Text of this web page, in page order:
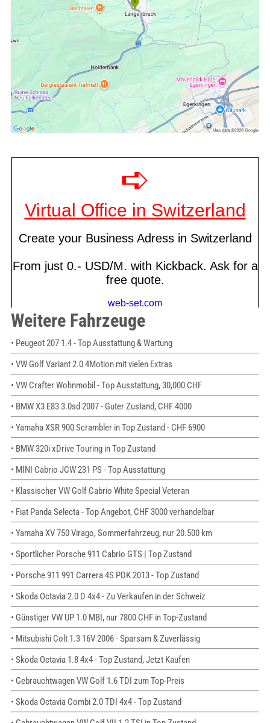
Weitere Fahrzeuge
• Peugeot 207 1.4 - Top Ausstattung & Wartung
• VW Golf Variant 2.0 4Motion mit vielen Extras
• VW Crafter Wohnmobil - Top Ausstattung, 30,000 CHF
• BMW X3 E83 3.0sd 2007 - Guter Zustand, CHF 4000
• Yamaha XSR 900 Scrambler in Top Zustand - CHF 6900
• BMW 320i xDrive Touring in Top Zustand
• MINI Cabrio JCW 231 PS - Top Ausstattung
• Klassischer VW Golf Cabrio White Special Veteran
• Fiat Panda Selecta - Top Angebot, CHF 3000 verhandelbar
• Yamaha XV 750 Virago, Sommerfahrzeug, nur 20.500 km
• Sportlicher Porsche 911 Cabrio GTS | Top Zustand
• Porsche 911 991 Carrera 4S PDK 2013 - Top Zustand
• Skoda Octavia 2.0 D 4x4 - Zu Verkaufen in der Schweiz
• Günstiger VW UP 1.0 MBI, nur 7800 CHF in Top-Zustand
• Mitsubishi Colt 1.3 16V 2006 - Sparsam & Zuverlässig
• Skoda Octavia 1.8 4x4 - Top Zustand, Jetzt Kaufen
• Gebrauchtwagen VW Golf 1.6 TDI zum Top-Preis
• Skoda Octavia Combi 2.0 TDI 4x4 - Top Zustand